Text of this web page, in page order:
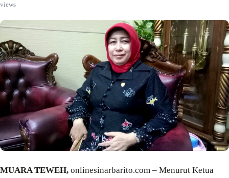
views
MUARA TEWEH, onlinesinarbarito.com – Menurut Ketua